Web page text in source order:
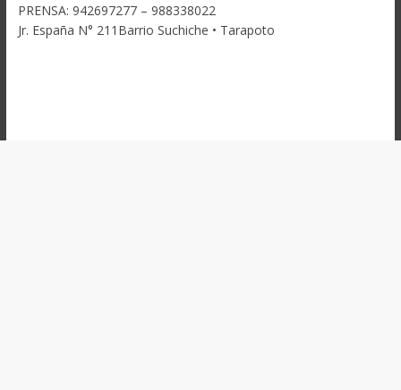
PRENSA: 942697277 – 988338022
Jr. España N° 211Barrio Suchiche • Tarapoto